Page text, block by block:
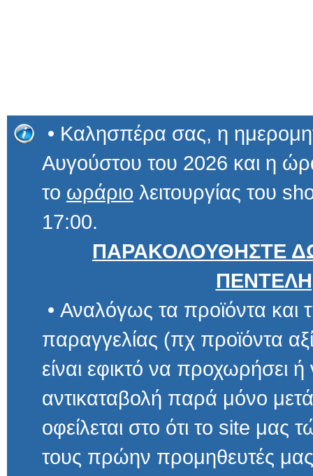
• Καλησπέρα σας, η
Αυγούστου του 2026 και
το ωράριο λειτουργίας του
17:00.
ΠΑΡΑΚΟΛΟΥΘΗΣΤΕ
• Αναλόγως τα προϊόντα και
παραγγελίας (πχ προϊόντα αξίας
είναι εφικτό να προχωρήσει ή να
αντικαταβολή παρά μόνο μετά
οφείλεται στο ότι το site μας τώρα
τους πρώην προμηθευτές μας